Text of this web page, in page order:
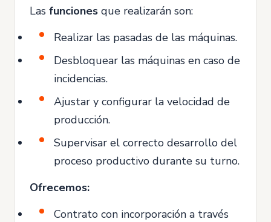
Las funciones que realizarán son:
Realizar las pasadas de las máquinas.
Desbloquear las máquinas en caso de
incidencias.
Ajustar y configurar la velocidad de
producción.
Supervisar el correcto desarrollo del
proceso productivo durante su turno.
Ofrecemos:
Contrato con incorporación a través